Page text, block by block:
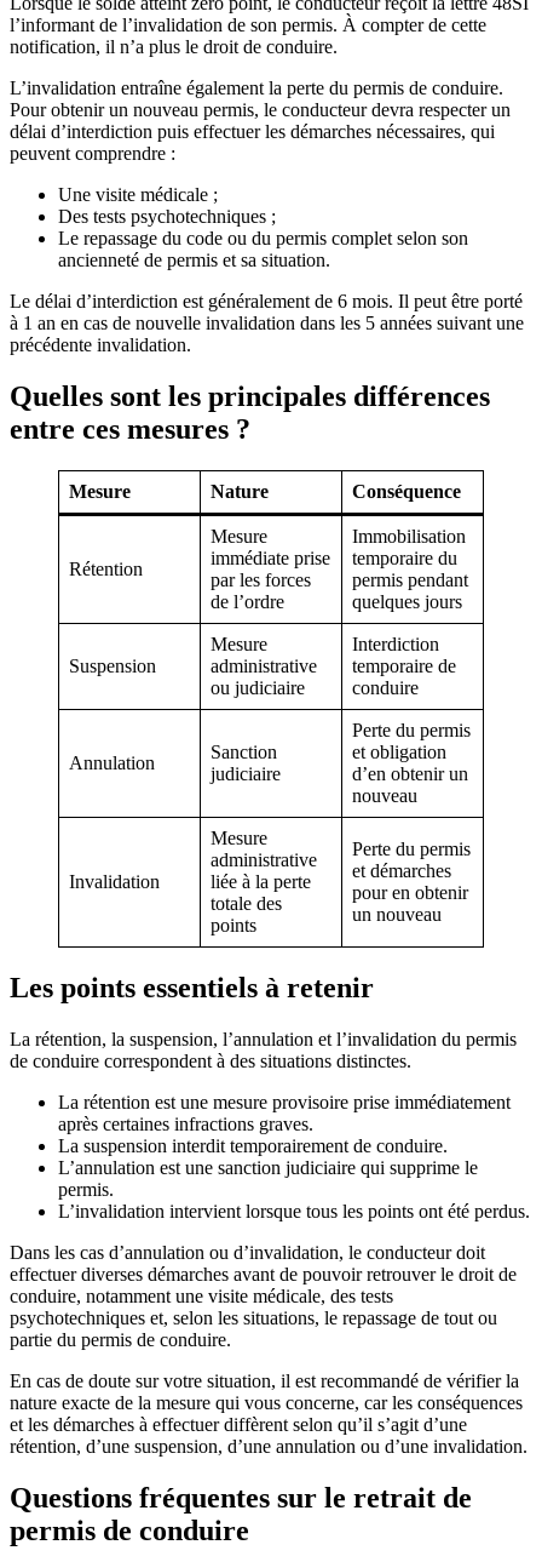
l’informant de l’invalidation de son permis. À compter de cette
notification, il n’a plus le droit de conduire.
L’invalidation entraîne également la perte du permis de conduire.
Pour obtenir un nouveau permis, le conducteur devra respecter un
délai d’interdiction puis effectuer les démarches nécessaires, qui
peuvent comprendre :
Une visite médicale ;
Des tests psychotechniques ;
Le repassage du code ou du permis complet selon son
ancienneté de permis et sa situation.
Le délai d’interdiction est généralement de 6 mois. Il peut être porté
à 1 an en cas de nouvelle invalidation dans les 5 années suivant une
précédente invalidation.
Quelles sont les principales différences
entre ces mesures ?
Mesure Nature Conséquence
Rétention
Mesure
immédiate prise
par les forces
de l’ordre
Immobilisation
temporaire du
permis pendant
quelques jours
Suspension
Mesure
administrative
ou judiciaire
Interdiction
temporaire de
conduire
Annulation
Sanction
judiciaire
Perte du permis
et obligation
d’en obtenir un
nouveau
Invalidation
Mesure
administrative
liée à la perte
totale des
points
Perte du permis
et démarches
pour en obtenir
un nouveau
Les points essentiels à retenir
La rétention, la suspension, l’annulation et l’invalidation du permis
de conduire correspondent à des situations distinctes.
La rétention est une mesure provisoire prise immédiatement
après certaines infractions graves.
La suspension interdit temporairement de conduire.
L’annulation est une sanction judiciaire qui supprime le
permis.
L’invalidation intervient lorsque tous les points ont été perdus.
Dans les cas d’annulation ou d’invalidation, le conducteur doit
effectuer diverses démarches avant de pouvoir retrouver le droit de
conduire, notamment une visite médicale, des tests
psychotechniques et, selon les situations, le repassage de tout ou
partie du permis de conduire.
En cas de doute sur votre situation, il est recommandé de vérifier la
nature exacte de la mesure qui vous concerne, car les conséquences
et les démarches à effectuer diffèrent selon qu’il s’agit d’une
rétention, d’une suspension, d’une annulation ou d’une invalidation.
Questions fréquentes sur le retrait de
permis de conduire